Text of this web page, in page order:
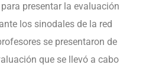
presentar la evaluación
los sinodales de la red
se presentaron de
que se llevó a cabo